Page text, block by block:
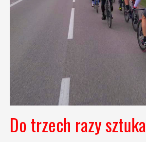
Do trzech razy sztuka